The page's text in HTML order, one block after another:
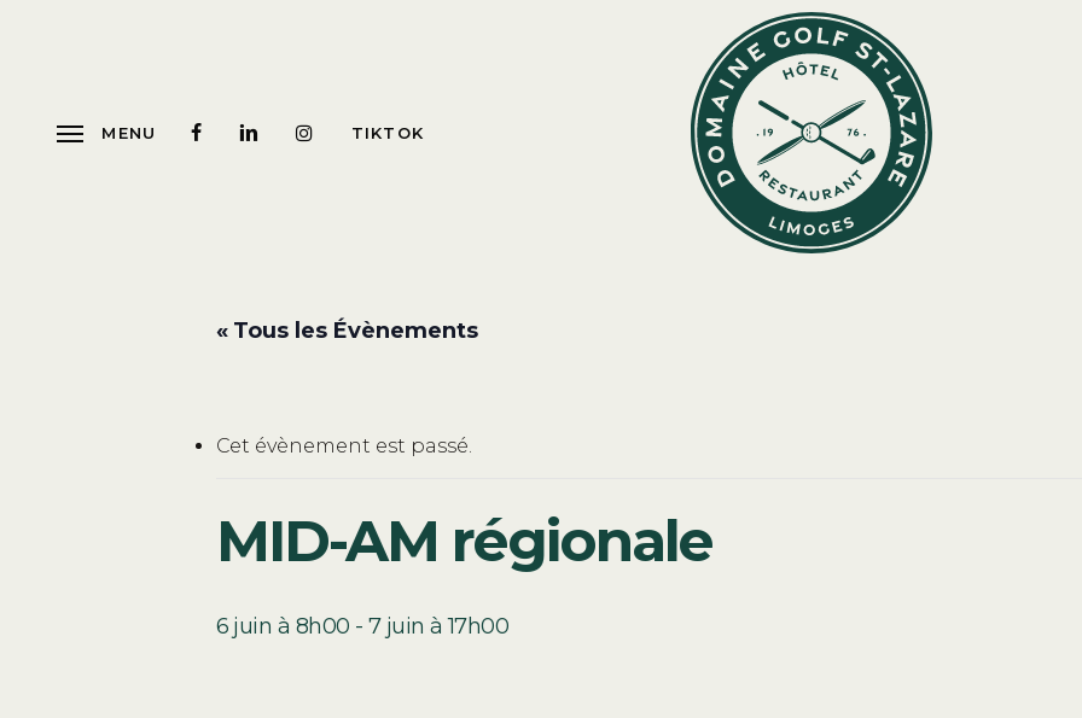
MENU TIKTOK
« Tous les Évènements
Cet évènement est passé.
MID-AM régionale
6 juin à 8h00 - 7 juin à 17h00